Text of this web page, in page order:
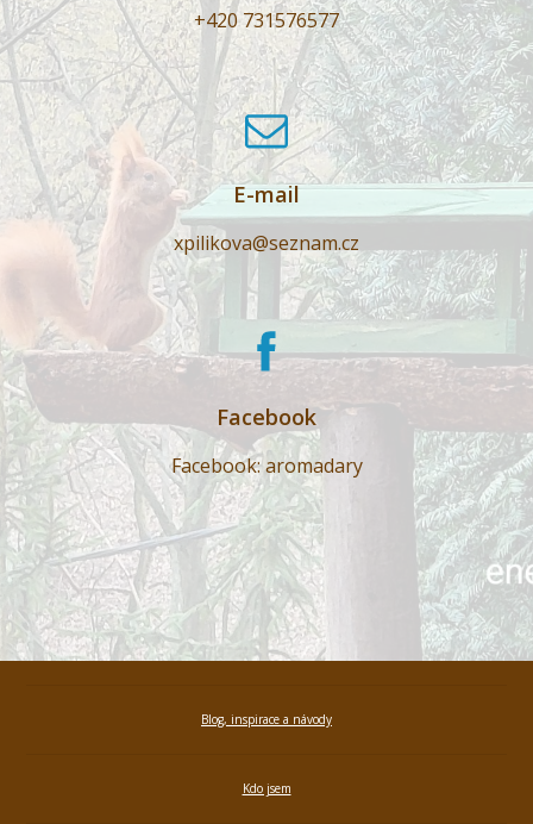
+420 731576577
E-mail
xpilikova@seznam.cz
Facebook
Facebook: aromadary
Blog, inspirace a návody
Kdo jsem